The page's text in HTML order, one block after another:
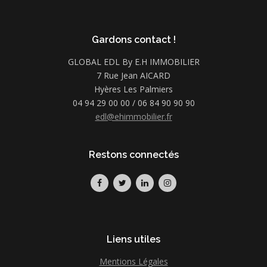
Gardons contact !
GLOBAL EDL By E.H IMMOBILIER
7 Rue Jean AICARD
Hyères Les Palmiers
04 94 29 00 00 / 06 84 90 90 90
edl@ehimmobilier.fr
Restons connectés
Liens utiles
Mentions Légales